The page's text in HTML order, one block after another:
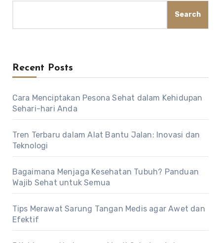
Search
Recent Posts
Cara Menciptakan Pesona Sehat dalam Kehidupan
Sehari-hari Anda
Tren Terbaru dalam Alat Bantu Jalan: Inovasi dan
Teknologi
Bagaimana Menjaga Kesehatan Tubuh? Panduan
Wajib Sehat untuk Semua
Tips Merawat Sarung Tangan Medis agar Awet dan
Efektif